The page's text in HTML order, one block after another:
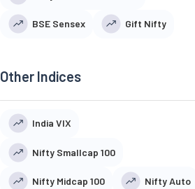
BSE Sensex Gift Nifty
Other Indices
India VIX
Nifty Smallcap 100
Nifty Midcap 100 Nifty Auto